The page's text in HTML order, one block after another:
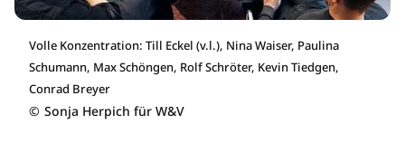
Volle Konzentration: Till Eckel (v.l.), Nina Waiser, Paulina
Schumann, Max Schöngen, Rolf Schröter, Kevin Tiedgen,
Conrad Breyer
© Sonja Herpich für W&V